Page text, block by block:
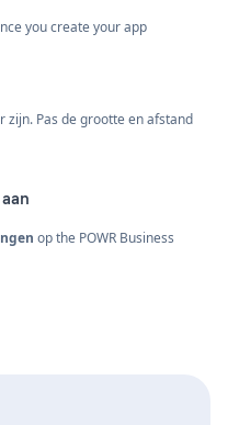
you create your app
zijn. Pas de grootte en afstand
op the POWR Business